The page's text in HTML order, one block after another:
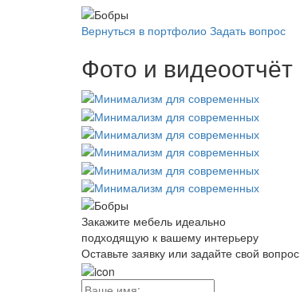
Вернуться в портфолио Задать вопрос
Фото и видеоотчёт
Закажите мебель идеально
подходящую к вашему интерьеру
Оставьте заявку или задайте свой вопрос